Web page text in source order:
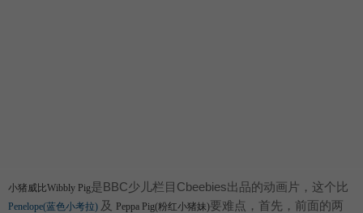
小猪威比Wibbly Pig是BBC少儿栏目Cbeebies出品的动画片，这个比
Penelope(蓝色小考拉) 及 Peppa Pig(粉红小猪妹)要难点，首先，前面的两